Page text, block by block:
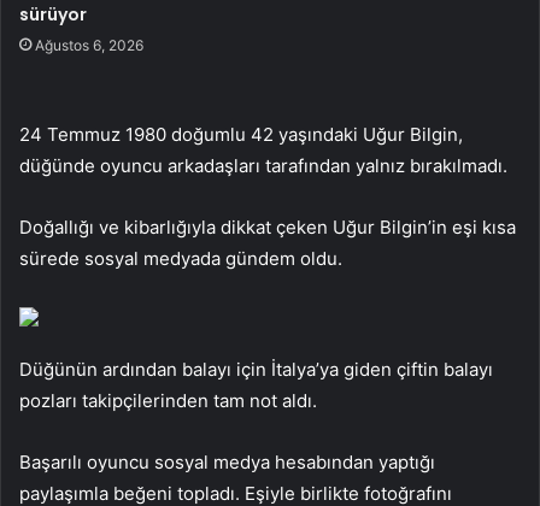
sürüyor
Ağustos 6, 2026
24 Temmuz 1980 doğumlu 42 yaşındaki Uğur Bilgin,
düğünde oyuncu arkadaşları tarafından yalnız bırakılmadı.
Doğallığı ve kibarlığıyla dikkat çeken Uğur Bilgin’in eşi kısa
sürede sosyal medyada gündem oldu.
Düğünün ardından balayı için İtalya’ya giden çiftin balayı
pozları takipçilerinden tam not aldı.
Başarılı oyuncu sosyal medya hesabından yaptığı
paylaşımla beğeni topladı. Eşiyle birlikte fotoğrafını